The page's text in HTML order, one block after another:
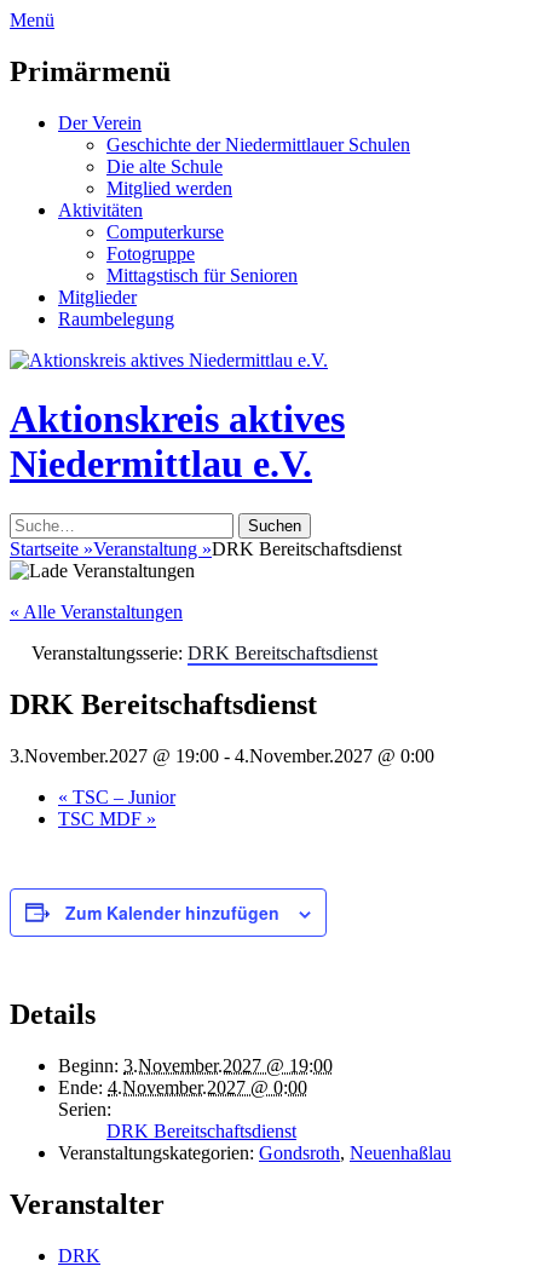
zum
überspringen
Menü
Primärmenü
Der Verein
Geschichte der Niedermittlauer Schulen
Die alte Schule
Mitglied werden
Aktivitäten
Computerkurse
Fotogruppe
Mittagstisch für Senioren
Mitglieder
Raumbelegung
Header
Aktionskreis aktives
Niedermittlau e.V.
Suche
nach:
Startseite »Veranstaltung »DRK Bereitschaftsdienst
« Alle Veranstaltungen
Veranstaltungsserie: DRK Bereitschaftsdienst
DRK Bereitschaftsdienst
3.November.2027 @ 19:00 - 4.November.2027 @ 0:00
« TSC – Junior
TSC MDF »
Zum Kalender hinzufügen
Details
Beginn: 3.November.2027 @ 19:00
Ende: 4.November.2027 @ 0:00
Serien:
DRK Bereitschaftsdienst
Veranstaltungskategorien: Gondsroth, Neuenhaßlau
Veranstalter
DRK